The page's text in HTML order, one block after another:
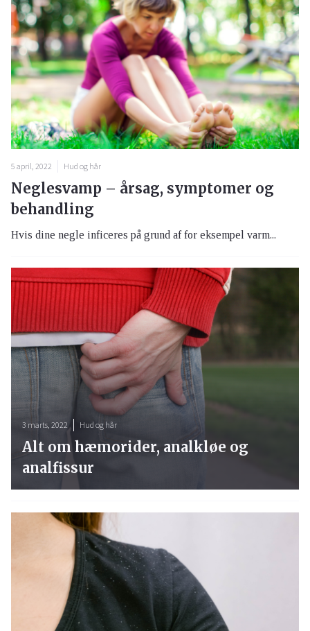
5 april, 2022 Hud og hår
Neglesvamp – årsag, symptomer og
behandling
Hvis dine negle inficeres på grund af for eksempel varm...
3 marts, 2022 Hud og hår
Alt om hæmorider, analkløe og
analfissur